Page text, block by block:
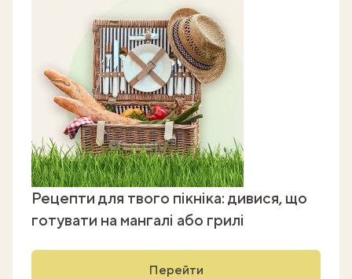
Рецепти для твого пікніка: дивися, що
готувати на мангалі або грилі
Перейти